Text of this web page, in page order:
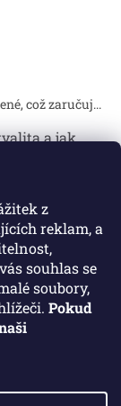
z
reklam, a
souhlas se
soubory,
Pokud
což zaručuj...
a jak
a luxusu. ...